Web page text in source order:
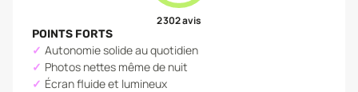
2 302avis
POINTS FORTS
Autonomie solide au quotidien
Photos nettes même de nuit
Écran fluide et lumineux